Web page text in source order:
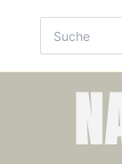
for: